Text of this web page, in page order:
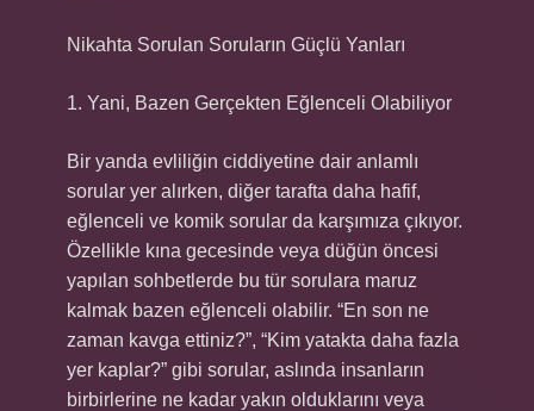
Nikahta Sorulan Soruların Güçlü Yanları
1. Yani, Bazen Gerçekten Eğlenceli Olabiliyor
Bir yanda evliliğin ciddiyetine dair anlamlı
sorular yer alırken, diğer tarafta daha hafif,
eğlenceli ve komik sorular da karşımıza çıkıyor.
Özellikle kına gecesinde veya düğün öncesi
yapılan sohbetlerde bu tür sorulara maruz
kalmak bazen eğlenceli olabilir. “En son ne
zaman kavga ettiniz?”, “Kim yatakta daha fazla
yer kaplar?” gibi sorular, aslında insanların
birbirlerine ne kadar yakın olduklarını veya